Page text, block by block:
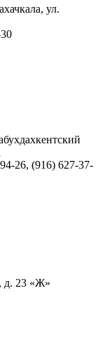
ул.
26, (916) 627-37-
д. 23 «Ж»